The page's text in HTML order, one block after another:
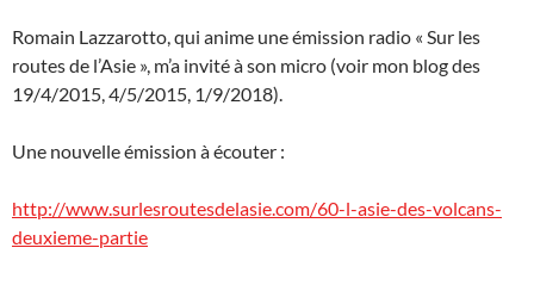
Romain Lazzarotto, qui anime une émission radio « Sur les
routes de l’Asie », m’a invité à son micro (voir mon blog des
19/4/2015, 4/5/2015, 1/9/2018).
Une nouvelle émission à écouter :
http://www.surlesroutesdelasie.com/60-l-asie-des-volcans-
deuxieme-partie